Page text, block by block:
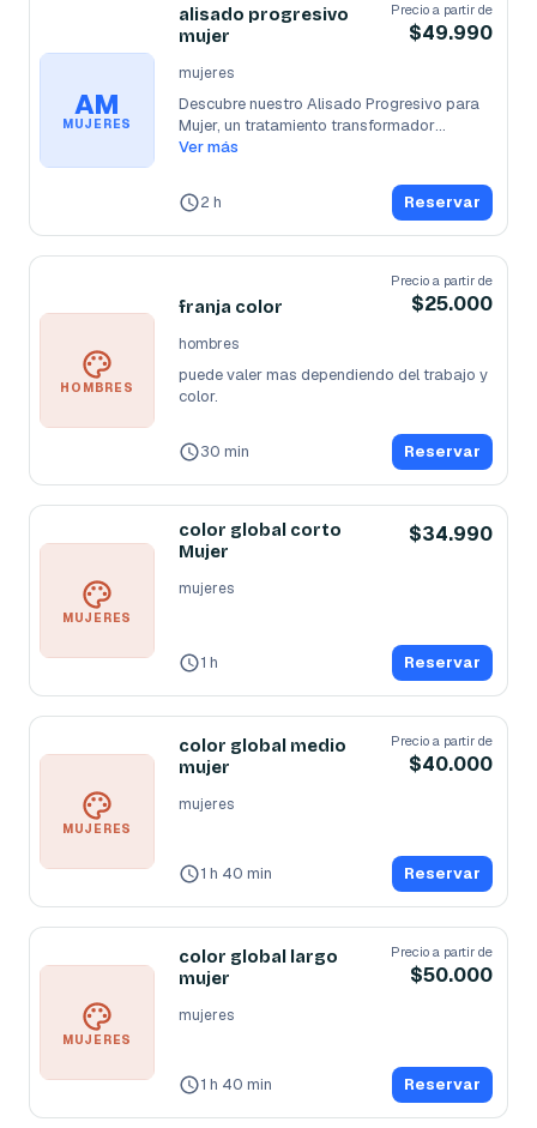
AM
MUJERES
alisado progresivo
mujer
Precio a partir de
$49.990
mujeres
Descubre nuestro Alisado Progresivo para
Mujer, un tratamiento transformador...
Ver más
2 h Reservar
HOMBRES
franja color
Precio a partir de
$25.000
hombres
puede valer mas dependiendo del trabajo y
color.
30 min Reservar
MUJERES
color global corto
Mujer
$34.990
mujeres
1 h Reservar
MUJERES
color global medio
mujer
Precio a partir de
$40.000
mujeres
1 h 40 min Reservar
MUJERES
color global largo
mujer
Precio a partir de
$50.000
mujeres
1 h 40 min Reservar